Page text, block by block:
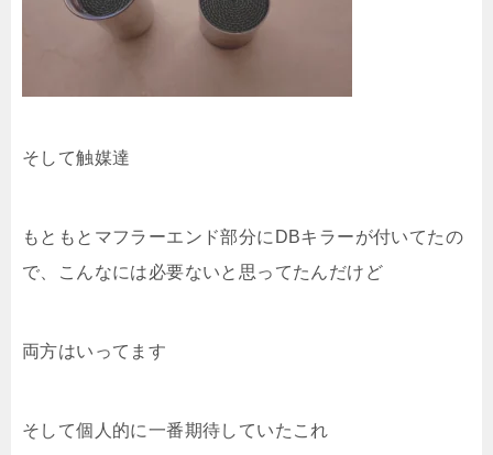
そして触媒達
もともとマフラーエンド部分にDBキラーが付いてたの
で、こんなには必要ないと思ってたんだけど
両方はいってます
そして個人的に一番期待していたこれ